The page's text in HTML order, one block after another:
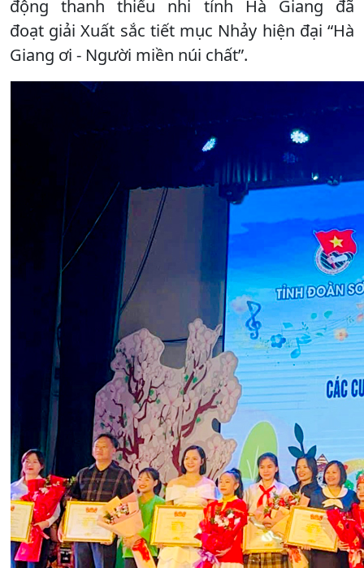
động thanh thiếu nhi tỉnh Hà Giang đã
đoạt giải Xuất sắc tiết mục Nhảy hiện đại “Hà
Giang ơi - Người miền núi chất”.